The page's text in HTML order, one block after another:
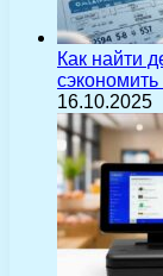
Как найти
16.10.2025